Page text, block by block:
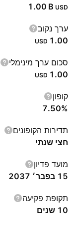
‪1.00 B‬ USD
ערך נקוב
1.00
USD
סכום ערך מינימלי
1.00
USD
קופון
7.50%
תדירות הקופונים
חצי שנתי
מועד פדיון
15 בפבר׳ 2037
תקופת פקיעה
10 שנים